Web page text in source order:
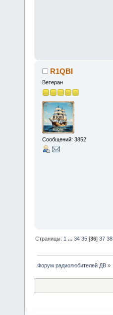
R1QBI
Ветеран
Сообщений: 3852
Страницы: 1 ...34 35 [36]37 38
Форум радиолюбителей ДВ »